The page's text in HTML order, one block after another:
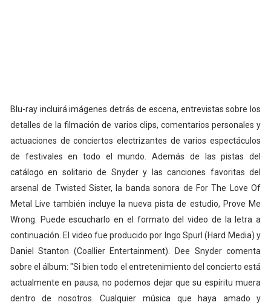
Blu-ray incluirá imágenes detrás de escena, entrevistas sobre los
detalles de la filmación de varios clips, comentarios personales y
actuaciones de conciertos electrizantes de varios espectáculos
de festivales en todo el mundo. Además de las pistas del
catálogo en solitario de Snyder y las canciones favoritas del
arsenal de Twisted Sister, la banda sonora de For The Love Of
Metal Live también incluye la nueva pista de estudio, Prove Me
Wrong. Puede escucharlo en el formato del video de la letra a
continuación. El video fue producido por Ingo Spurl (Hard Media) y
Daniel Stanton (Coallier Entertainment). Dee Snyder comenta
sobre el álbum: "Si bien todo el entretenimiento del concierto está
actualmente en pausa, no podemos dejar que su espíritu muera
dentro de nosotros. Cualquier música que haya amado y